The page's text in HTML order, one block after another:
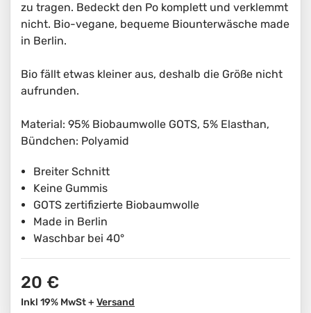
zu tragen. Bedeckt den Po komplett und verklemmt
nicht. Bio-vegane, bequeme Biounterwäsche made
in Berlin.
Bio fällt etwas kleiner aus, deshalb die Größe nicht
aufrunden.
Material: 95% Biobaumwolle GOTS, 5% Elasthan,
Bündchen: Polyamid
Breiter Schnitt
Keine Gummis
GOTS zertifizierte Biobaumwolle
Made in Berlin
Waschbar bei 40°
20 €
Inkl 19% MwSt + Versand